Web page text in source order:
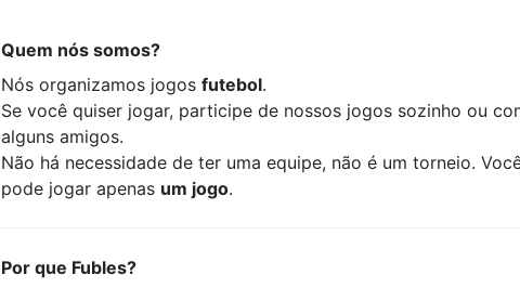
Quem nós somos?
Nós organizamos jogos futebol.
Se você quiser jogar, participe de nossos jogos sozinho ou
alguns amigos.
Não há necessidade de ter uma equipe, não é um torneio.
pode jogar apenas um jogo.
Por que Fubles?